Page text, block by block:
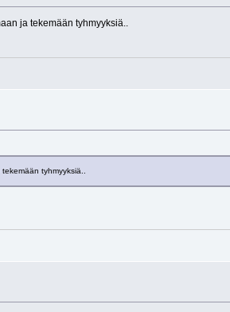
ja tekemään tyhmyyksiä..
tyhmyyksiä..